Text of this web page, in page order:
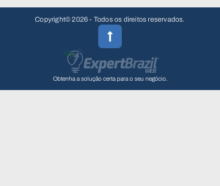
Copyright© 2026 - Todos os direitos reservados.
Obtenha a solução certa para o seu negócio.